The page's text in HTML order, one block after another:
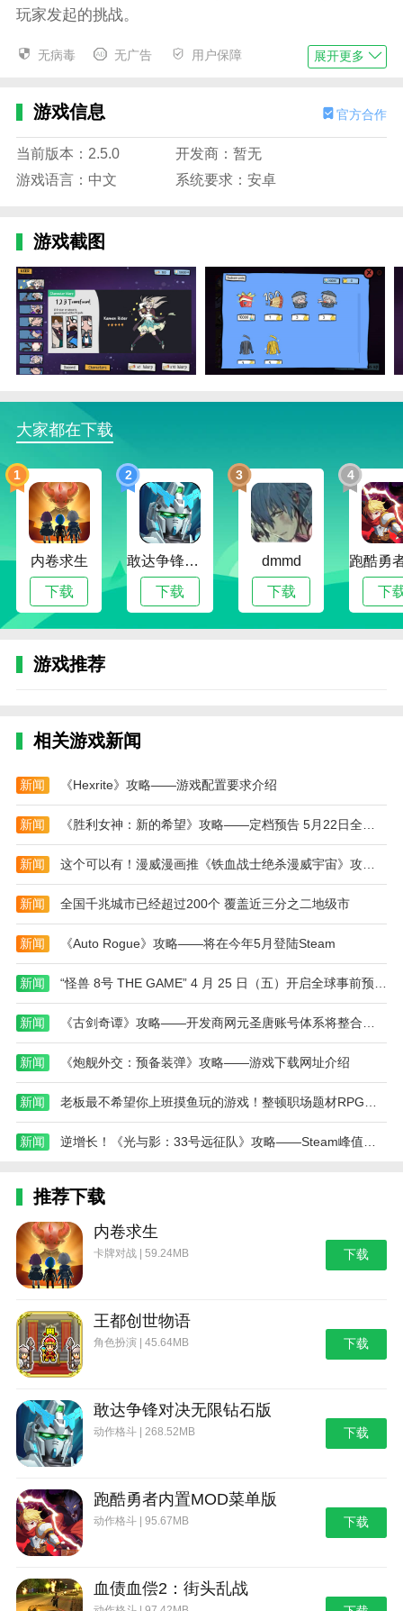
玩家发起的挑战。
星穹铁道抽卡模拟器怎么玩
击右下角warp可模拟抽卡，支持单抽和十连;
程，点击右上角skip可跳过动画;
3、抽卡结束后会显示抽卡结果，除紫卡和橙卡外
4、成功抽中橙卡角色后会有特殊动画;
5、大家还可给角色更换服装等，自定义角色的造
型。
星穹铁道抽卡模拟器卡池介绍
新手池规则
抽仅需消耗8个通票。
抽时必定获得金色品质物品，按八折计算即40个通票可
保底出金。
角色UP池规则
1、角色UP池不享受任何折扣，保底机制为90抽必
定出金。
2、在该池中，首次出金有概率非当期UP角色，称
保底。
武器池规则
1、武器池的保底机制相对优越，通常玩家在80抽
以内即可获得金色品质武器。
2、与角色UP池类似，武器池首次出金有概率非当
期UP武器，称为小保底;第二次出金则必定为当期UP武
器，称为大保底。
3、需要注意的是，若玩家在当期武器池中未抽到
UP武器，则下一次抽取时的大小保底将不会继承。
常驻池规则
1、常驻池中包含五星光锥和五星角色，保底机制
为90抽必定出金。
2、在常驻池中，玩家抽取到武器和角色的概率是
相等的。
星穹铁道抽卡模拟器游戏特色
1、丰富的卡片类型：涵盖从SSR到R级别的所有类
述。
2、自定义抽牌设置：允许玩家根据个人喜好调整
抽牌参数，如单次或十次连续抽牌、有限池等，增强游
戏的灵活性。
激励玩家探索更多可能性。
4、轻松愉快的音乐：背景音乐活泼欢快，营造出
轻松的游戏氛围，缓解等待结果时的紧张情绪。
星穹铁道抽卡模拟器游戏优势
1、无需实际货币投资：完全免费。所有的抽卡机
会都是通过游戏内的活动或任务获得的，避免了花钱的
压力。
2、随时随地玩：支持离线模式，即使网络不好，
也能享受游戏。
3、定期内容更新：开发团队将根据原创作品更新
和节日等特殊时期推出限时活动和新卡，以保持游戏的
无病毒 无广告 用户保障 展开更多
游戏信息 官方合作
当前版本：2.5.0
开发商：暂无
游戏语言：中文
系统要求：安卓
游戏截图
大家都在下载
1
内卷求生
下载
2
敢达争锋对决无限钻石版
下载
3
dmmd
下载
4
下
游戏推荐
相关游戏新闻
新闻 《Hexrite》攻略——游戏配置要求介绍
新闻 《胜利女神：新的希望》攻略——定档预告 5月22日全平台上线
新闻 这个可以有！漫威漫画推《铁血战士绝杀漫威宇宙》攻略——
新闻 全国千兆城市已经超过200个 覆盖近三分之二地级市
新闻 《Auto Rogue》攻略——将在今年5月登陆Steam
新闻
新闻
新闻 《炮舰外交：预备装弹》攻略——游戏下载网址介绍
新闻
新闻
推荐下载
内卷求生
卡牌对战 | 59.24MB 下载
王都创世物语
角色扮演 | 45.64MB 下载
敢达争锋对决无限钻石版
动作格斗 | 268.52MB 下载
跑酷勇者内置MOD菜单版
动作格斗 | 95.67MB 下载
血债血偿2：街头乱战